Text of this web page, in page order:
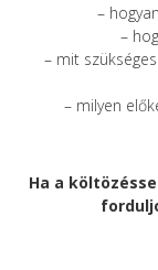
–
–
– mit
– milyen
Ha a